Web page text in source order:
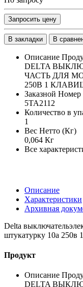
Запросить цену
В закладки В
Описание
DELTA
ЧАСТЬ ДЛЯ
250В 1
Заказной
5TA2112
Количество в
1
Вес Нетто (Кг)
0,064 Кг
Все
Описание
Характеристики
Архивная
Delta
штукатурку 10а
Продукт
Описание
DELTA